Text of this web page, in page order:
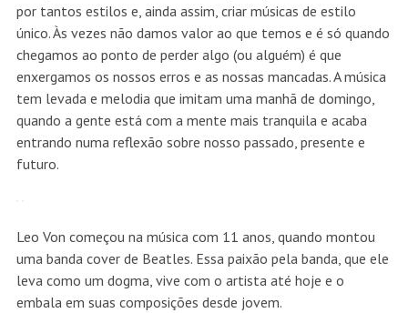
por tantos estilos e, ainda assim, criar músicas de estilo
único. Às vezes não damos valor ao que temos e é só quando
chegamos ao ponto de perder algo (ou alguém) é que
enxergamos os nossos erros e as nossas mancadas. A música
tem levada e melodia que imitam uma manhã de domingo,
quando a gente está com a mente mais tranquila e acaba
entrando numa reflexão sobre nosso passado, presente e
futuro.
Leo Von começou na música com 11 anos, quando montou
uma banda cover de Beatles. Essa paixão pela banda, que ele
leva como um dogma, vive com o artista até hoje e o
embala em suas composições desde jovem.